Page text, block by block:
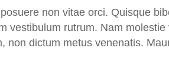
non vitae orci. Quisque
vestibulum rutrum. Nam
non dictum metus venenatis.